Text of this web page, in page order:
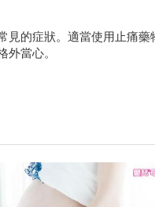
見的症狀。適當使用止痛
當心。